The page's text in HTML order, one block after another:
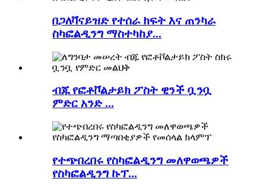
በጋለቫናይዝድ የተሰራ ክፍት እና ጠንካራ
ስካፎልዲንግ ማስተካከያ...
ብጁ የፎቶቮልታይክ ፖስት ዊንች ቧንቧ
ምድር አንድ ...
የተጭበረበሩ የስካፎልዲንግ መለዋወጫዎች
የስካፎልዲንግ ኩፕ...